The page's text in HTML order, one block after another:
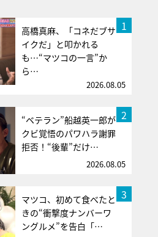
1
高橋真麻、「コネだブサ
イクだ」と叩かれる
も…“マツコの一言”か
ら…
2026.08.05
2
“ベテラン”船越英一郎が
クビ覚悟のパワハラ謝罪
拒否！“後輩”だけ…
2026.08.05
3
マツコ、初めて食べたと
きの“衝撃度ナンバーワ
ングルメ”を告白「…